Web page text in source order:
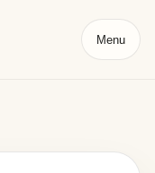
Menu